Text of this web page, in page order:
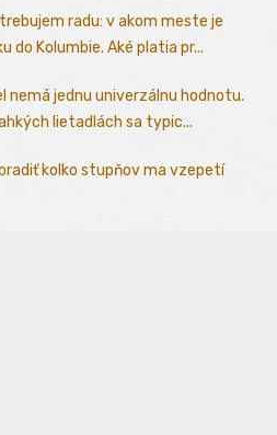
radu: v akom meste je
do Kolumbie. Aké platia pr...
nemá jednu univerzálnu hodnotu.
lietadlách sa typic...
kolko stupňov ma vzepetí